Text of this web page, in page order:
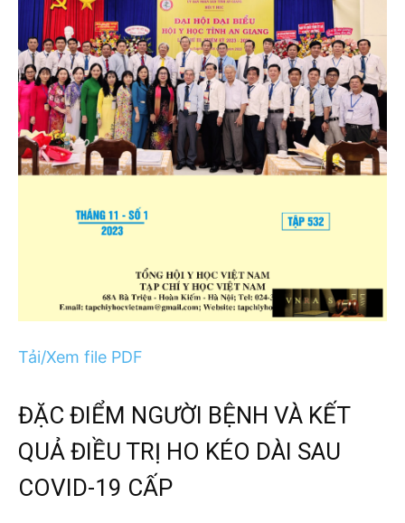
Tải/Xem file PDF
ĐẶC ĐIỂM NGƯỜI BỆNH VÀ KẾT
QUẢ ĐIỀU TRỊ HO KÉO DÀI SAU
COVID-19 CẤP